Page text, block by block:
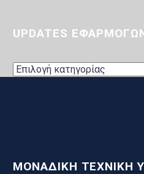
UPDATES
UPDATES
ΜΟΝΑΔΙΚΗ ΤΕΧΝΙΚΗ